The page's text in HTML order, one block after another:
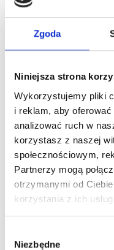
Zgoda
Niniejsza strona
Wykorzystujemy pliki
i reklam, aby
analizować ruch w
korzystasz z naszej
społecznościowym,
Partnerzy mogą
otrzymanymi od
korzystania z ich
zgody
Niezbędne
Dlaczego
Oryginalny
dystrybucji
Wysyłka 24h